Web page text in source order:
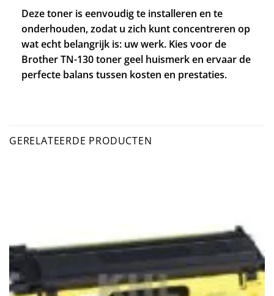
Deze toner is eenvoudig te installeren en te
onderhouden, zodat u zich kunt concentreren op
wat echt belangrijk is: uw werk. Kies voor de
Brother TN-130 toner geel huismerk en ervaar de
perfecte balans tussen kosten en prestaties.
GERELATEERDE PRODUCTEN